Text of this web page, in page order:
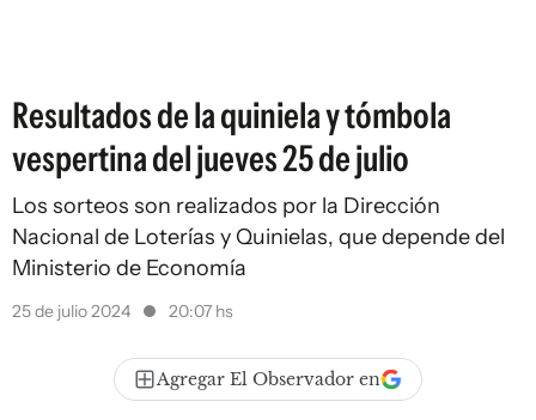
Resultados de la quiniela y tómbola
vespertina del jueves 25 de julio
Los sorteos son realizados por la Dirección
Nacional de Loterías y Quinielas, que depende del
Ministerio de Economía
25 de julio 2024 20:07 hs
Agregar El Observador en